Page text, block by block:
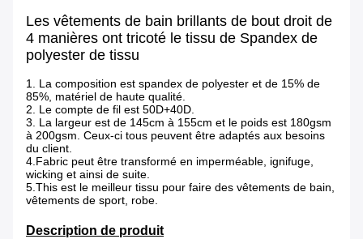
Les vêtements de bain brillants de bout droit de
4 manières ont tricoté le tissu de Spandex de
polyester de tissu
1. La composition est spandex de polyester et de 15% de
85%, matériel de haute qualité.
2. Le compte de fil est 50D+40D.
3. La largeur est de 145cm à 155cm et le poids est 180gsm
à 200gsm. Ceux-ci tous peuvent être adaptés aux besoins
du client.
4.Fabric peut être transformé en imperméable, ignifuge,
wicking et ainsi de suite.
5.This est le meilleur tissu pour faire des vêtements de bain,
vêtements de sport, robe.
Description de produit